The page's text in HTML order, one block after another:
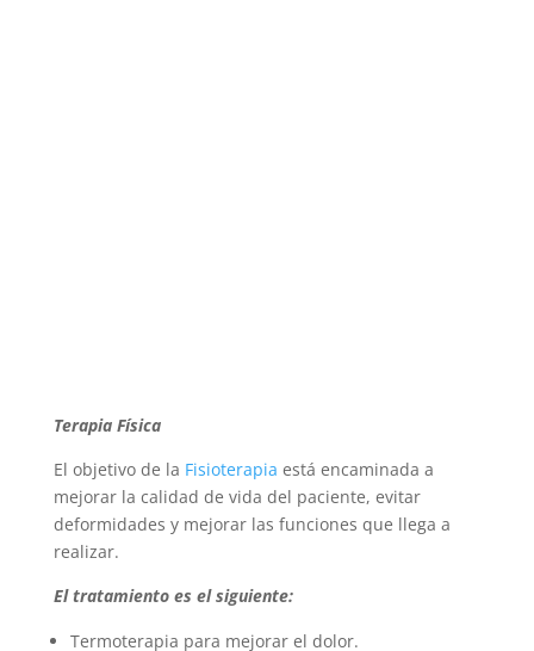
Terapia Física
El objetivo de la Fisioterapia está encaminada a
mejorar la calidad de vida del paciente, evitar
deformidades y mejorar las funciones que llega a
realizar.
El tratamiento es el siguiente:
Termoterapia para mejorar el dolor.